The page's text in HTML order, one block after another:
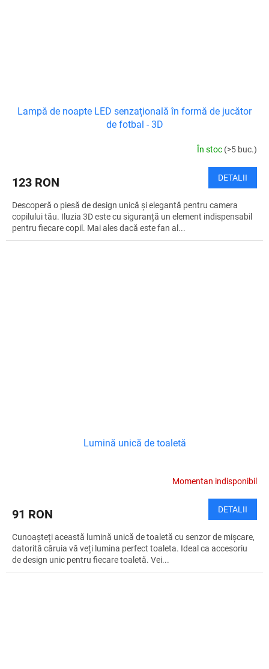
Lampă de noapte LED senzațională în formă de jucător
de fotbal - 3D
În stoc (>5 buc.)
123 RON DETALII
Descoperă o piesă de design unică și elegantă pentru camera
copilului tău. Iluzia 3D este cu siguranță un element indispensabil
pentru fiecare copil. Mai ales dacă este fan al...
Lumină unică de toaletă
Momentan indisponibil
91 RON DETALII
Cunoașteți această lumină unică de toaletă cu senzor de mișcare,
datorită căruia vă veți lumina perfect toaleta. Ideal ca accesoriu
de design unic pentru fiecare toaletă. Vei...